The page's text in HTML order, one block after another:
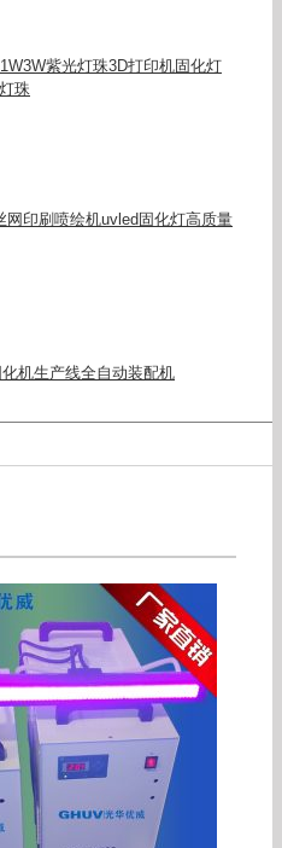
紫光灯珠3D打印机固化灯
珠
网印刷喷绘机uvled固化灯高质量
机生产线全自动装配机